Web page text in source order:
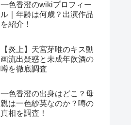
一色香澄のwikiプロフィー
ル｜年齢は何歳？出演作品
を紹介！
【炎上】天宮芽唯のキス動
画流出疑惑と未成年飲酒の
噂を徹底調査
一色香澄の出身はどこ？母
親は一色紗英なのか？噂の
真相を調査！